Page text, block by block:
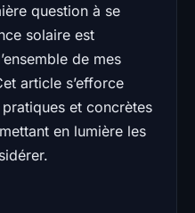
question à se
solaire est
de mes
article s’efforce
et concrètes
en lumière les